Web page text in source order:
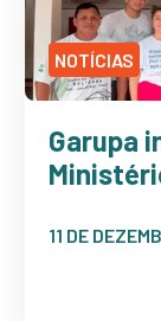
NOTÍCIAS
Garupa
11 DE